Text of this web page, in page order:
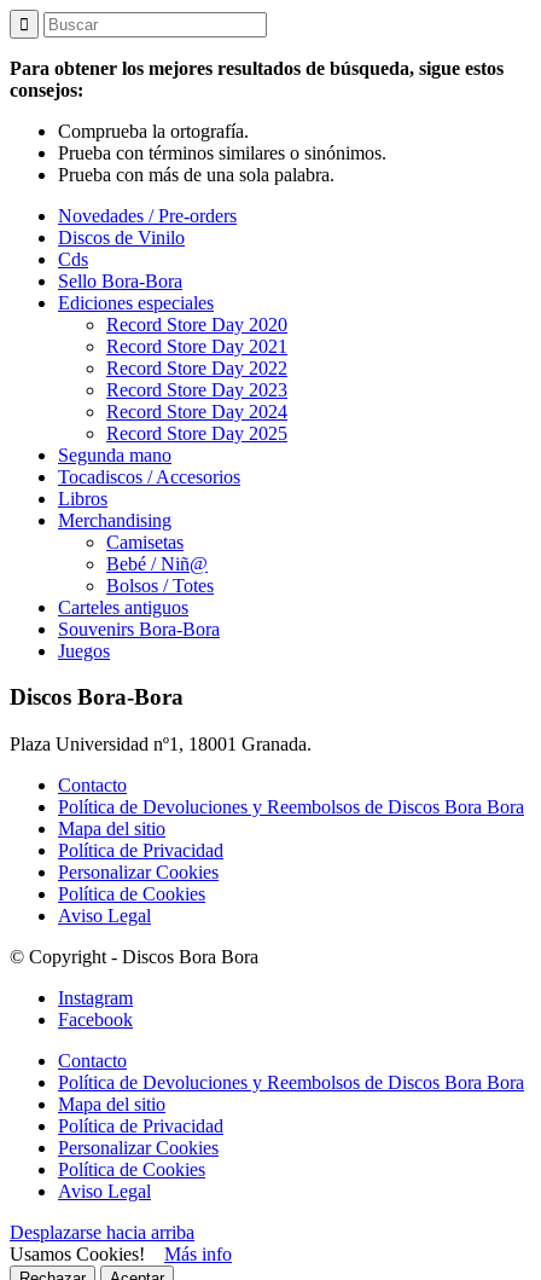
Para obtener los mejores resultados de búsqueda, sigue estos
consejos:
Comprueba la ortografía.
Prueba con términos similares o sinónimos.
Prueba con más de una sola palabra.
Novedades / Pre-orders
Discos de Vinilo
Cds
Sello Bora-Bora
Ediciones especiales
Record Store Day 2020
Record Store Day 2021
Record Store Day 2022
Record Store Day 2023
Record Store Day 2024
Record Store Day 2025
Segunda mano
Tocadiscos / Accesorios
Libros
Merchandising
Camisetas
Bebé / Niñ@
Bolsos / Totes
Carteles antiguos
Souvenirs Bora-Bora
Juegos
Discos Bora-Bora
Plaza Universidad nº1, 18001 Granada.
Contacto
Política de Devoluciones y Reembolsos de Discos Bora Bora
Mapa del sitio
Política de Privacidad
Personalizar Cookies
Política de Cookies
Aviso Legal
© Copyright - Discos Bora Bora
Instagram
Facebook
Contacto
Política de Devoluciones y Reembolsos de Discos Bora Bora
Mapa del sitio
Política de Privacidad
Personalizar Cookies
Política de Cookies
Aviso Legal
Desplazarse hacia arriba
Usamos Cookies! Más info